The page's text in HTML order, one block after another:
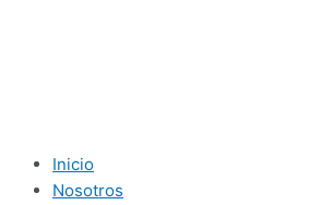
Inicio
Nosotros